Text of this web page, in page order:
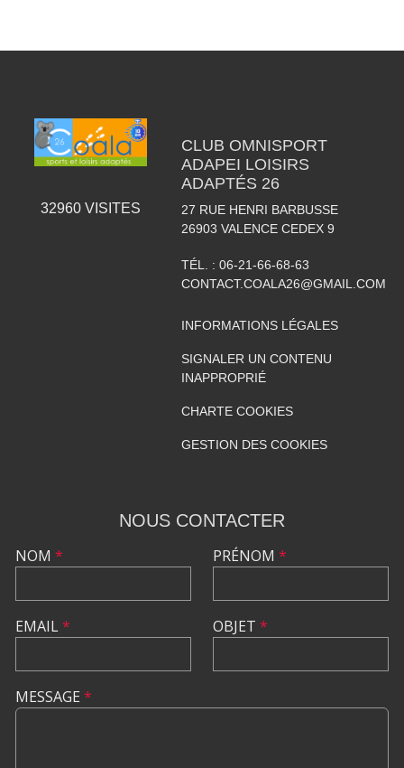
32960VISITES
CLUB OMNISPORT
ADAPEI LOISIRS
ADAPTÉS 26
27 RUE HENRI BARBUSSE
26903 VALENCE CEDEX 9
TÉL. : 06-21-66-68-63
CONTACT.COALA26@GMAIL.COM
INFORMATIONS LÉGALES
SIGNALER UN CONTENU
INAPPROPRIÉ
CHARTE COOKIES
GESTION DES COOKIES
NOUS CONTACTER
NOM *
EMAIL*
PRÉNOM *
OBJET *
MESSAGE *